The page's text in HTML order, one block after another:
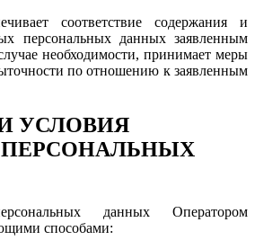
соответствие содержания и
персональных данных заявленным
необходимости, принимает меры
по отношению к заявленным
УСЛОВИЯ
ПЕРСОНАЛЬНЫХ
данных Оператором
способами: